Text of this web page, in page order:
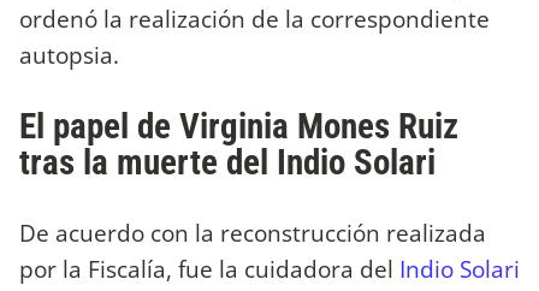
ordenó la realización de la correspondiente
autopsia.
El papel de Virginia Mones Ruiz
tras la muerte del Indio Solari
De acuerdo con la reconstrucción realizada
por la Fiscalía, fue la cuidadora del Indio Solari